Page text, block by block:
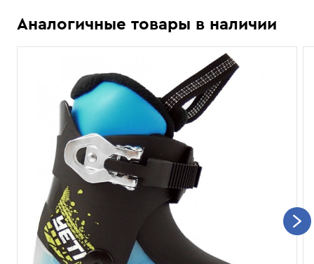
Аналогичные товары в наличии